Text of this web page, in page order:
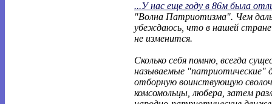
...У нас еще году в 86м была
"Волна Патриотизма". Чем
убеждаюсь, что в нашей стране
не изменится.
Сколько себя помню, всегда
называемые "патриотические"
отборную воинствующую
комсомольцы, любера, затем